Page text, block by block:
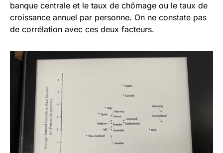
banque centrale et le taux de chômage ou le taux de
croissance annuel par personne. On ne constate pas
de corrélation avec ces deux facteurs.